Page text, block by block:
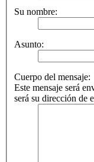
Su nombre:
Asunto:
Cuerpo del mensaje:
Este mensaje será
será su dirección de